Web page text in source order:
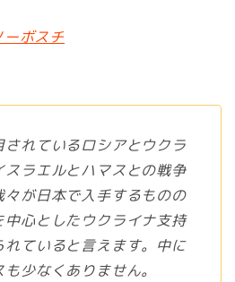
ボスチ
れているロシアとウクラ
スラエルとハマスとの戦争
々が日本で入手するものの
中心としたウクライナ支持
れていると言えます。中に
少なくありません。